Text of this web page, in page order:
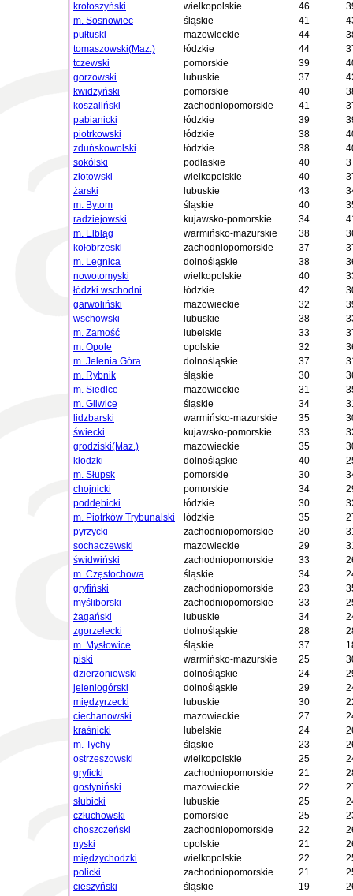
krotoszyński
wielkopolskie 46
m. Sosnowiec
śląskie 41
pułtuski
mazowieckie 44
tomaszowski(Maz.)
łódzkie 44
tczewski
pomorskie 39
gorzowski
lubuskie 37
kwidzyński
pomorskie 40
koszaliński
zachodniopomorskie 41
pabianicki
łódzkie 39
piotrkowski
łódzkie 38
zduńskowolski
łódzkie 38
sokólski
podlaskie 40
złotowski
wielkopolskie 40
żarski
lubuskie 43
m. Bytom
śląskie 40
radziejowski
kujawsko-pomorskie 34
m. Elbląg
warmińsko-mazurskie 38
kołobrzeski
zachodniopomorskie 37
m. Legnica
dolnośląskie 38
nowotomyski
wielkopolskie 40
łódzki wschodni
łódzkie 42
garwoliński
mazowieckie 32
wschowski
lubuskie 38
m. Zamość
lubelskie 33
m. Opole
opolskie 32
m. Jelenia Góra
dolnośląskie 37
m. Rybnik
śląskie 30
m. Siedlce
mazowieckie 31
m. Gliwice
śląskie 34
lidzbarski
warmińsko-mazurskie 35
świecki
kujawsko-pomorskie 33
grodziski(Maz.)
mazowieckie 35
kłodzki
dolnośląskie 40
m. Słupsk
pomorskie 30
chojnicki
pomorskie 34
poddębicki
łódzkie 30
m. Piotrków Trybunalski
łódzkie 35
pyrzycki
zachodniopomorskie 30
sochaczewski
mazowieckie 29
świdwiński
zachodniopomorskie 33
m. Częstochowa
śląskie 34
gryfiński
zachodniopomorskie 23
myśliborski
zachodniopomorskie 33
żagański
lubuskie 34
zgorzelecki
dolnośląskie 28
m. Mysłowice
śląskie 37
piski
warmińsko-mazurskie 25
dzierżoniowski
dolnośląskie 24
jeleniogórski
dolnośląskie 29
międzyrzecki
lubuskie 30
ciechanowski
mazowieckie 27
kraśnicki
lubelskie 24
m. Tychy
śląskie 23
ostrzeszowski
wielkopolskie 25
gryficki
zachodniopomorskie 21
gostyniński
mazowieckie 22
słubicki
lubuskie 25
człuchowski
pomorskie 25
choszczeński
zachodniopomorskie 22
nyski
opolskie 21
międzychodzki
wielkopolskie 22
policki
zachodniopomorskie 21
cieszyński
śląskie 19